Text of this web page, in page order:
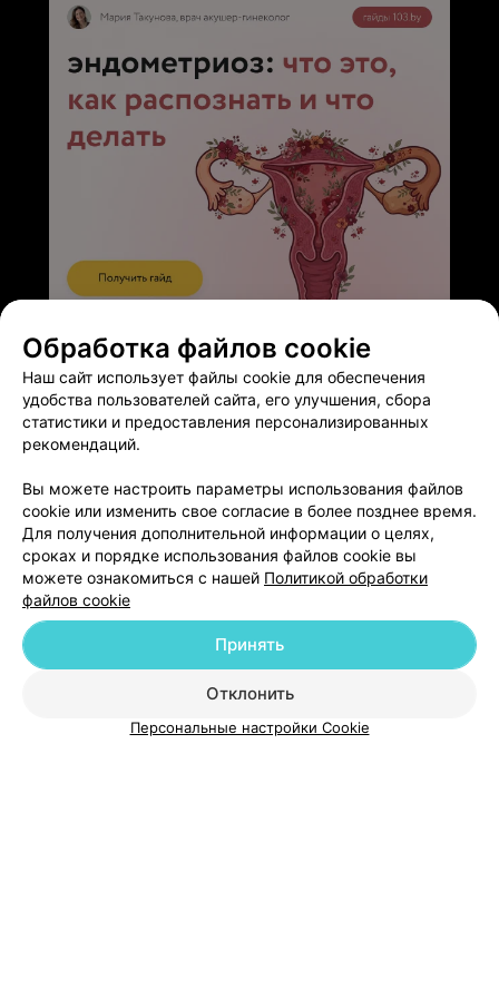
До скорой встречи !
Добавить специалиста
О проекте Новости проекта
Размещение рекламы
Медицинский маркетинг
Публичный договор
Пользовательское соглашение
Способы оплаты
Обработка файлов cookie
Наш сайт использует файлы cookie для обеспечения
удобства пользователей сайта, его улучшения, сбора
статистики и предоставления персонализированных
рекомендаций.
Вы можете настроить параметры использования файлов
cookie или изменить свое согласие в более позднее время.
Для получения дополнительной информации о целях,
сроках и порядке использования файлов cookie вы
можете ознакомиться с нашей Политикой обработки
файлов cookie
Отклонить
Принять
Персональные настройки Cookie